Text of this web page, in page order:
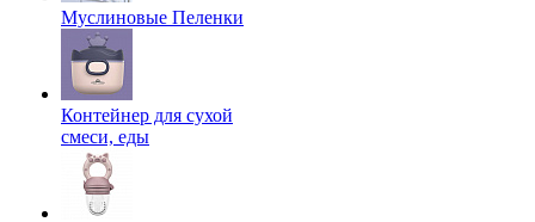
Муслиновые Пеленки
Контейнер для сухой
смеси, еды